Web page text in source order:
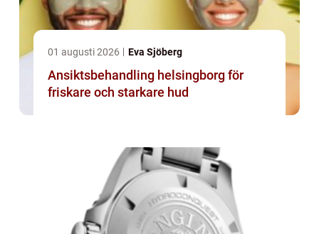
01 augusti 2026 Eva Sjöberg
Ansiktsbehandling helsingborg för
friskare och starkare hud